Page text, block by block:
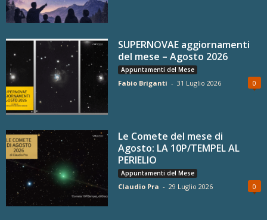
SUPERNOVAE aggiornamenti
del mese – Agosto 2026
Appuntamenti del Mese
Fabio Briganti - 31 Luglio 2026 0
Le Comete del mese di
Agosto: LA 10P/TEMPEL AL
PERIELIO
Appuntamenti del Mese
Claudio Pra - 29 Luglio 2026 0